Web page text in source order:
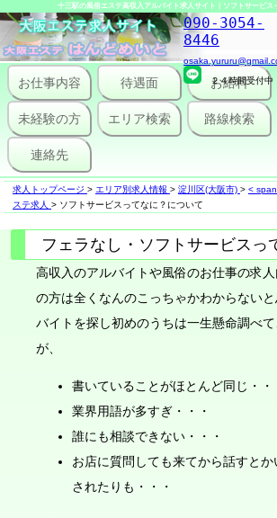
十三駅の風俗エステ高収入アルバイト求人サイト｜ソフトサービス
090-3054-
8446
２４時間受付中
お仕事内容 待遇面 お給料
未経験の方 エリア検索 路線検索
連絡先
求人トップページ > エリア別求人情報 > 淀川区(大阪市) > <
ステ求人 > ソフトサービスってなに？について
フェラなし・ソフトサービスっ
高収入のアルバイトや風俗のお仕事の求
の方は全くなんのこっちゃかわからないと
バイトを探し初めのうちは一生懸命調べ
が、
書いていることがほとんど同じ・・
業界用語が多すぎ・・・
誰にも相談できない・・・
お店に質問しても来てから話すと
されたりも・・・